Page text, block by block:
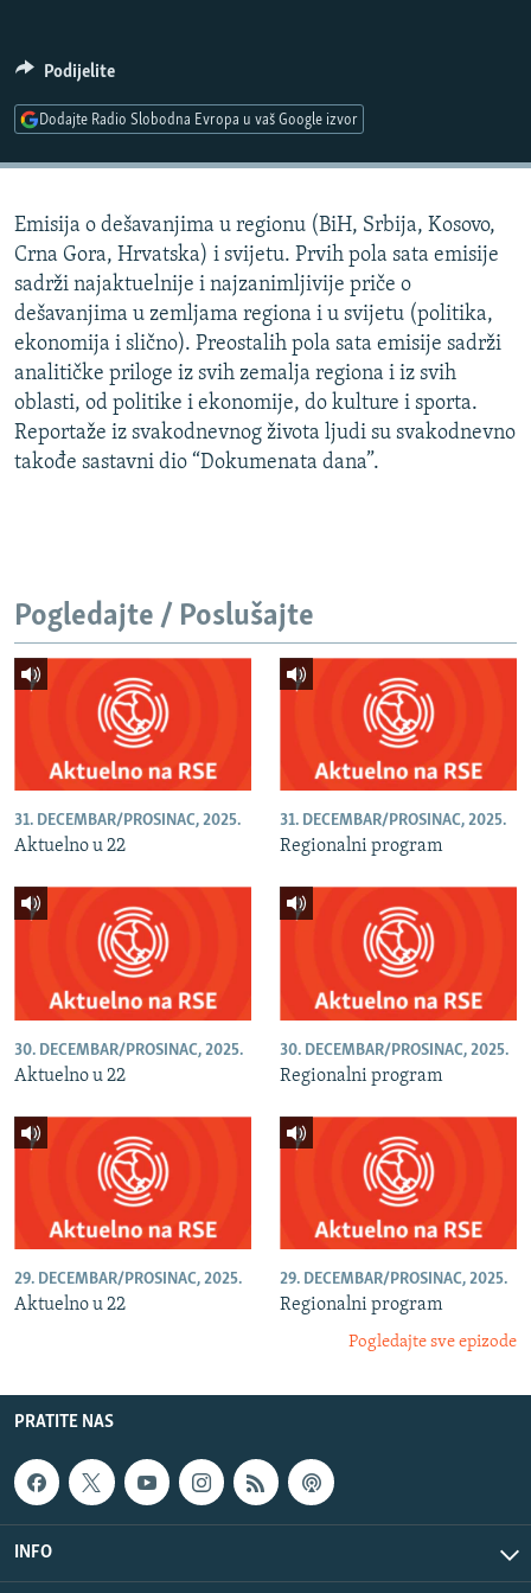
DNEVNO@RSE
SPECIJALI RSE
POPLAVE I KLIZIŠTA U BIH 2024.
TV LIBERTY
POST SCRIPTUM
MOJA EVROPA
TRI DECENIJE OD RATA U BIH
SVE KARTE DEJTONA
PRATITE NAS
Sve RFE/RL stranice
Podijelite
Dodajte Radio Slobodna Evropa u vaš Google izvor
Emisija o dešavanjima u regionu (BiH, Srbija, Kosovo,
Crna Gora, Hrvatska) i svijetu. Prvih pola sata emisije
sadrži najaktuelnije i najzanimljivije priče o
dešavanjima u zemljama regiona i u svijetu (politika,
ekonomija i slično). Preostalih pola sata emisije sadrži
analitičke priloge iz svih zemalja regiona i iz svih
oblasti, od politike i ekonomije, do kulture i sporta.
Reportaže iz svakodnevnog života ljudi su svakodnevno
takođe sastavni dio “Dokumenata dana”.
Pogledajte / Poslušajte
31. DECEMBAR/PROSINAC, 2025.
Aktuelno u 22
31. DECEMBAR/PROSINAC, 2025.
Regionalni program
30. DECEMBAR/PROSINAC, 2025.
Aktuelno u 22
30. DECEMBAR/PROSINAC, 2025.
Regionalni program
29. DECEMBAR/PROSINAC, 2025.
Aktuelno u 22
29. DECEMBAR/PROSINAC, 2025.
Regionalni program
Pogledajte sve epizode
PRATITE NAS
INFO